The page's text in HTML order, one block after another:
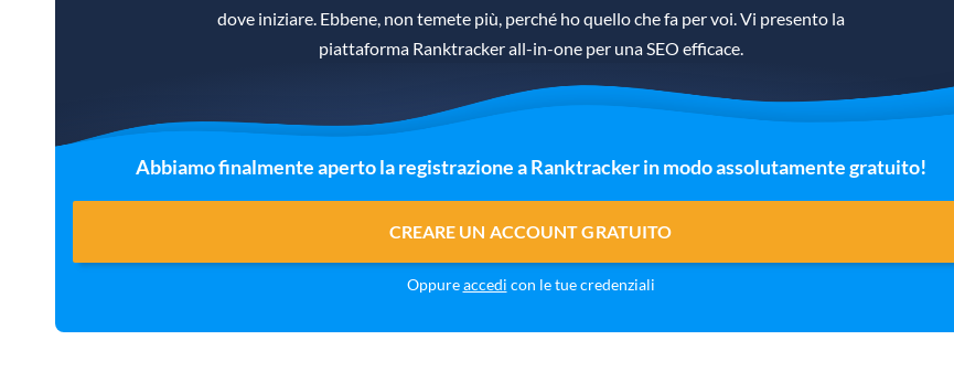
dove iniziare. Ebbene, non temete più, perché ho quello che fa per voi. Vi presento la
piattaforma Ranktracker all-in-one per una SEO efficace.
Abbiamo finalmente aperto la registrazione a Ranktracker in modo assolutamente gratuito!
CREARE UN ACCOUNT GRATUITO
Oppureaccedi con le tue credenziali